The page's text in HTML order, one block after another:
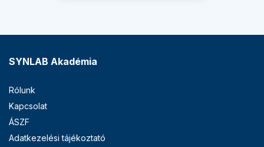
SYNLAB Akadémia
Rólunk
Kapcsolat
ÁSZF
Adatkezelési tájékoztató